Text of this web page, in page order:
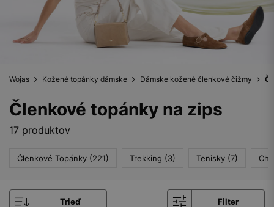
Wojas Kožené topánky dámske Dámske kožené členkové čižmy
Členkové topánky na zips
17 produktov
Členkové Topánky (221) Trekking (3) Tenisky (7)
Trieď Filter